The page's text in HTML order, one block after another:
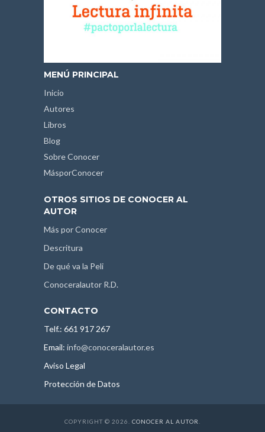
MENÚ PRINCIPAL
Inicio
Autores
Libros
Blog
Sobre Conocer
MásporConocer
OTROS SITIOS DE CONOCER AL
AUTOR
Más por Conocer
Descritura
De qué va la Peli
Conoceralautor R.D.
CONTACTO
Telf.: 661 917 267
Email: info@conoceralautor.es
Aviso Legal
Protección de Datos
COPYRIGHT © 2026. CONOCER AL AUTOR